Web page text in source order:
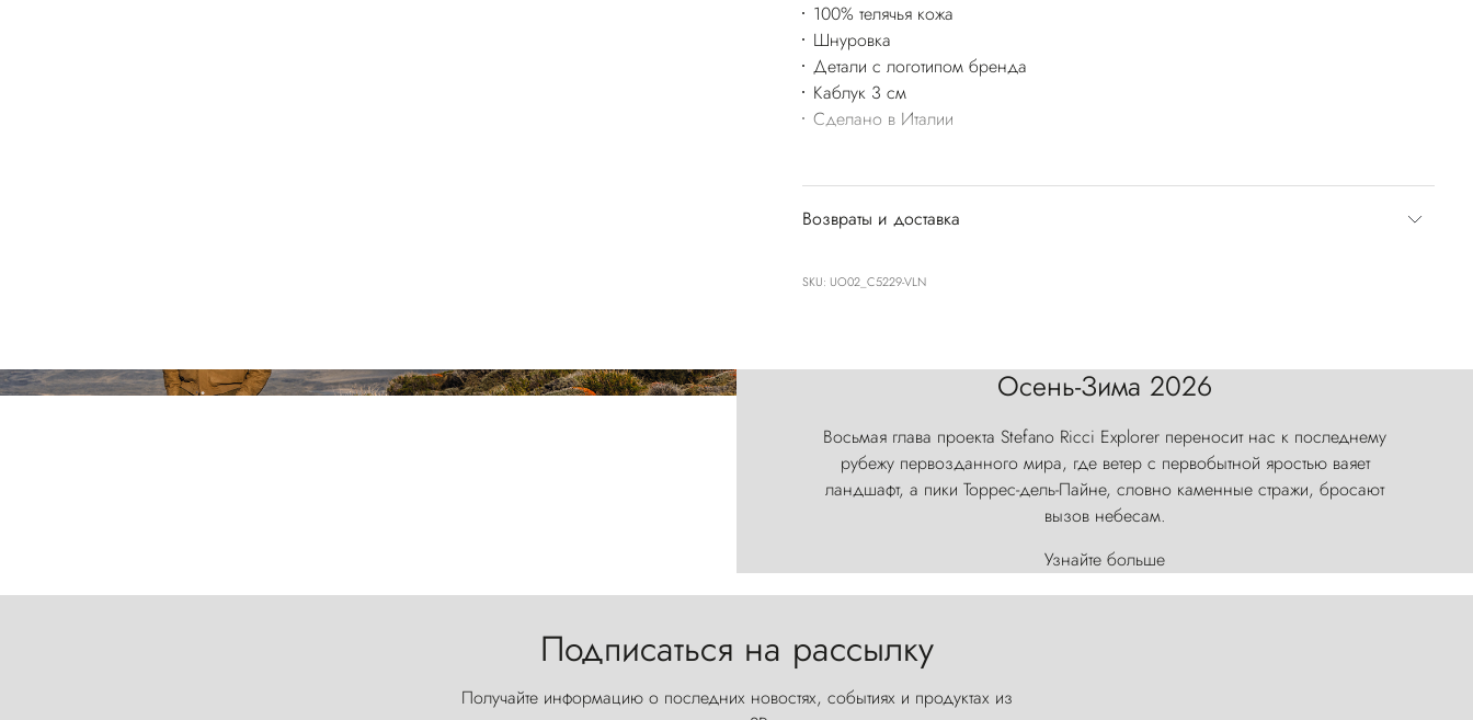
100% телячья кожа
Шнуровка
Детали с логотипом бренда
Каблук 3 см
Сделано в Италии
Возвраты и доставка
SKU: UO02_C5229-VLN
Осень-Зима 2026
Восьмая глава проекта Stefano Ricci Explorer переносит нас к последнему
рубежу первозданного мира, где ветер с первобытной яростью ваяет
ландшафт, а пики Торрес-дель-Пайне, словно каменные стражи, бросают
вызов небесам.
Узнайте больше
Подписаться на рассылку
Получайте информацию о последних новостях, событиях и продуктах из